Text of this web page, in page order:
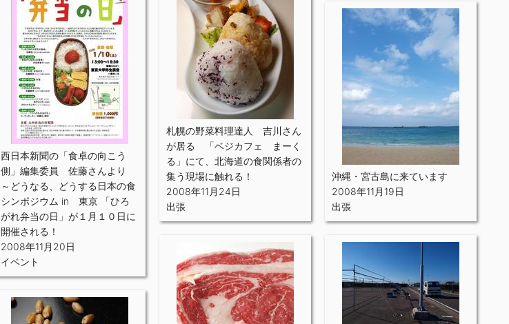
札幌の野菜料理達人 吉川さん
が居る 「ベジカフェ まーく
る」にて、北海道の食関係者の
集う現場に触れる！
2008年11月24日
出張
西日本新聞の「食卓の向こう
側」編集委員 佐藤さんより
～どうなる、どうする日本の食
シンポジウム in 東京 「ひろ
がれ弁当の日」が１月１０日に
開催される！
2008年11月20日
イベント
沖縄・宮古島に来ています
2008年11月19日
出張